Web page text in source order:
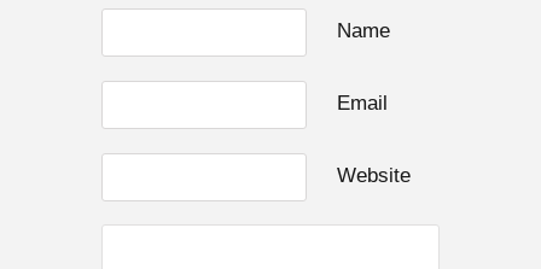
Name
Email
Website